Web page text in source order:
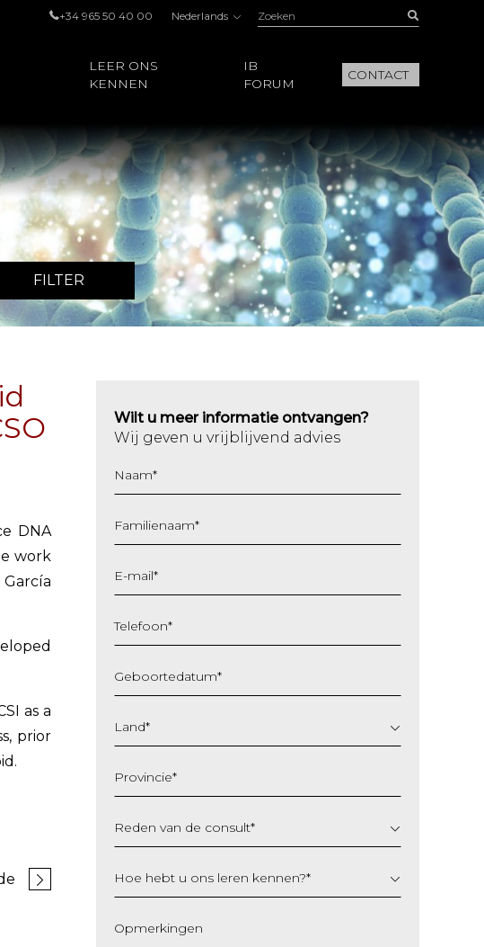
+34 965 50 40 00 Nederlands Zoeken:
LEER ONS
KENNEN
IB
FORUM
CONTACT
FILTER
DNA
work
as a
prior
Wilt u meer informatie ontvangen?
Wij geven u vrijblijvend advies
Naam*
Familienaam*
E-mail*
Telefoon*
Geboortedatum*
slash
MM
JJJJ
Land*
Provincie*
Reden van de consult*
Hoe hebt u ons leren kennen?*
Opmerkingen